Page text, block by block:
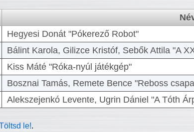
Hegyesi Donát "Pókerező Robot"
Bálint Karola, Gilizce Kristóf, Sebők Attila "A
Kiss Máté "Róka-nyúl játékgép"
Bosznai Tamás, Remete Bence "Reboss
Alekszejenkó Levente, Ugrin Dániel "A Tóth
le!.